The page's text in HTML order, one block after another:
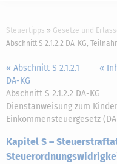
Steuertipps Gesetze und
Abschnitt S 2.1.2.2 DA-KG,
« Abschnitt S 2.1.2.1
DA-KG
«
Abschnitt S 2.1.2.2 DA-KG
Dienstanweisung zum
Einkommensteuergesetz
Kapitel S –